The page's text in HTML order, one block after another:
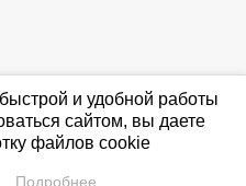
и удобной работы
сайтом, вы даете
файлов cookie
Подробнее…